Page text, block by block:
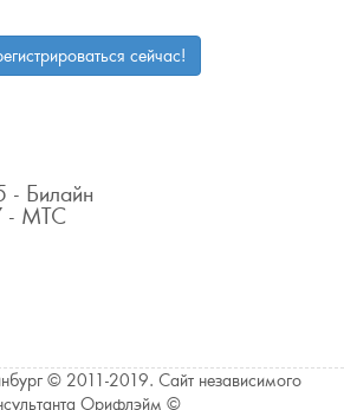
сейчас!
- Билайн
- МТС
© 2011-2019. Сайт независимого
Орифлэйм ©